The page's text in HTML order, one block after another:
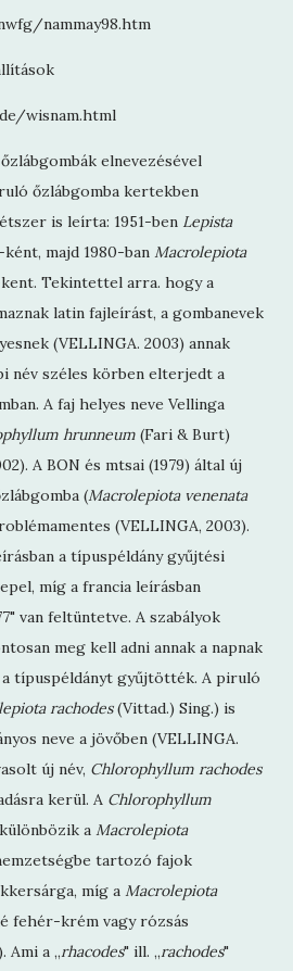
nammay98.htm
wisnam.html
elnevezésével
őzlábgomba kertekben
is leírta: 1951-ben Lepista
majd 1980-ban Macrolepiota
Tekintettel arra. hogy a
latin fajleírást, a gombanevek
(VELLINGA. 2003) annak
név széles körben elterjedt a
A faj helyes neve Vellinga
hrunneum (Fari & Burt)
A BON és mtsai (1979) által új
(Macrolepiota venenata
(VELLINGA, 2003).
a típuspéldány gyűjtési
míg a francia leírásban
van feltüntetve. A szabályok
meg kell adni annak a napnak
a típuspéldányt gyűjtötték. A piruló
rachodes(Vittad.) Sing.) is
neve a jövőben (VELLINGA.
új név, Chlorophyllum rachodes
kerül. A Chlorophyllum
a Macrolepiota
tartozó fajok
míg a Macrolepiota
fehér-krém vagy rózsás
Ami a „rhacodes" ill. ,,rachodes"